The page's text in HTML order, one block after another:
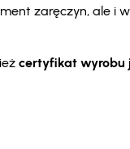
zaręczyn, ale i
certyfikat wyrobu